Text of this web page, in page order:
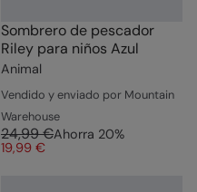
Sombrero de pescador
Riley para niños Azul
Animal
Vendido y enviado por Mountain
Warehouse
24,99 €Ahorra 20%
19,99 €